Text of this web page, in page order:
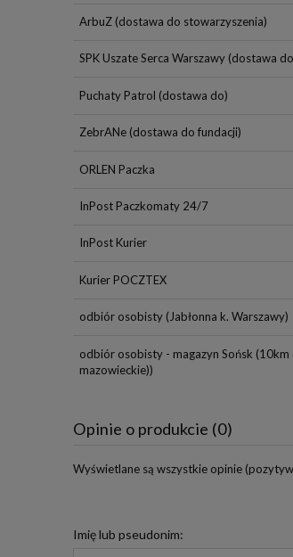
ArbuZ(dostawa do stowarzyszenia)
SPK Uszate Serca Warszawy(dostawa
Puchaty Patrol (dostawa do)
ZebrANe(dostawa do fundacji)
ORLEN Paczka
InPost Paczkomaty 24/7
InPost Kurier
Kurier POCZTEX
odbiór osobisty(Jabłonna k. Warszawy)
odbiór osobisty - magazyn Sońsk (10km
mazowieckie))
Opinie o produkcie (0)
Wyświetlane są wszystkie opinie
Imię lub pseudonim: